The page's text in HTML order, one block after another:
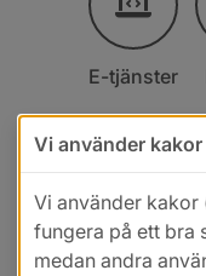
E-tjänster
Vi använder kakor
Vi använder
fungera på ett bra
medan andra